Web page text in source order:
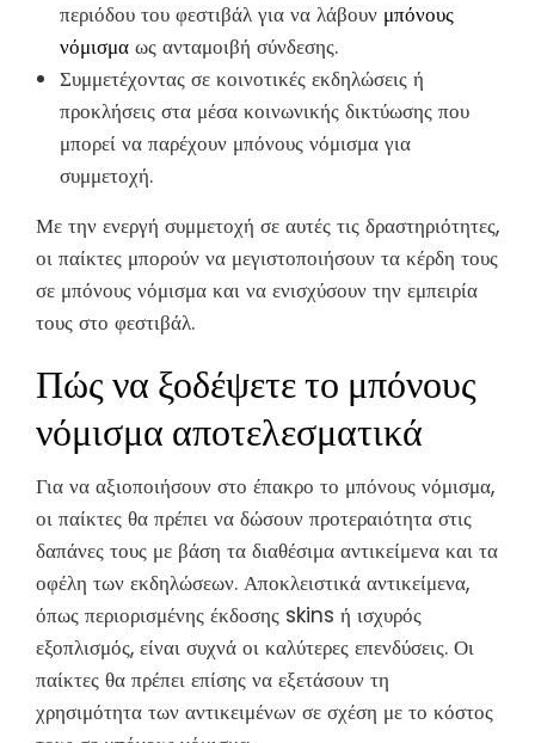
περιόδου του φεστιβάλ για να λάβουν μπόνους
νόμισμα ως ανταμοιβή σύνδεσης.
Συμμετέχοντας σε κοινοτικές εκδηλώσεις ή
προκλήσεις στα μέσα κοινωνικής δικτύωσης που
μπορεί να παρέχουν μπόνους νόμισμα για
συμμετοχή.
Με την ενεργή συμμετοχή σε αυτές τις δραστηριότητες,
οι παίκτες μπορούν να μεγιστοποιήσουν τα κέρδη τους
σε μπόνους νόμισμα και να ενισχύσουν την εμπειρία
τους στο φεστιβάλ.
Πώς να ξοδέψετε το μπόνους
νόμισμα αποτελεσματικά
Για να αξιοποιήσουν στο έπακρο το μπόνους νόμισμα,
οι παίκτες θα πρέπει να δώσουν προτεραιότητα στις
δαπάνες τους με βάση τα διαθέσιμα αντικείμενα και τα
οφέλη των εκδηλώσεων. Αποκλειστικά αντικείμενα,
όπως περιορισμένης έκδοσης skins ή ισχυρός
εξοπλισμός, είναι συχνά οι καλύτερες επενδύσεις. Οι
παίκτες θα πρέπει επίσης να εξετάσουν τη
χρησιμότητα των αντικειμένων σε σχέση με το κόστος